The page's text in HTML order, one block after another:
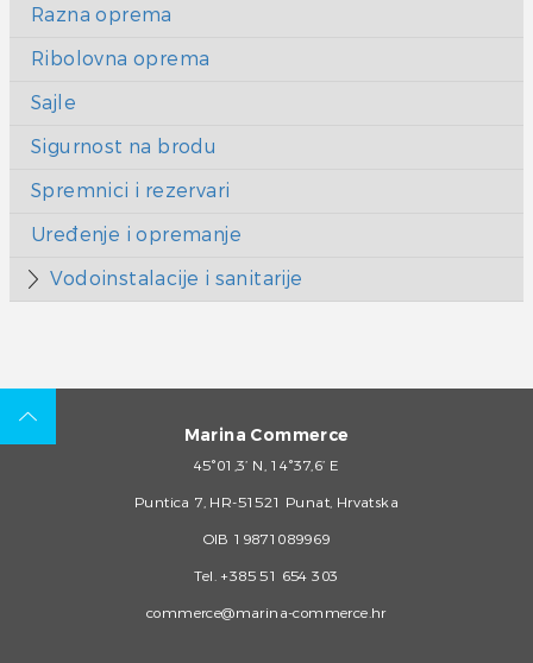
Razna oprema
Ribolovna oprema
Sajle
Sigurnost na brodu
Spremnici i rezervari
Uređenje i opremanje
Vodoinstalacije i sanitarije
Marina Commerce
45°01,3’ N, 14°37,6’ E
Puntica 7, HR-51521 Punat, Hrvatska
OIB 19871089969
Tel. +385 51 654 303
commerce@marina-commerce.hr